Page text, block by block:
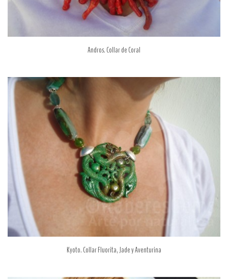
Andros. Collar de Coral
Kyoto. Collar Fluorita, Jade y Aventurina